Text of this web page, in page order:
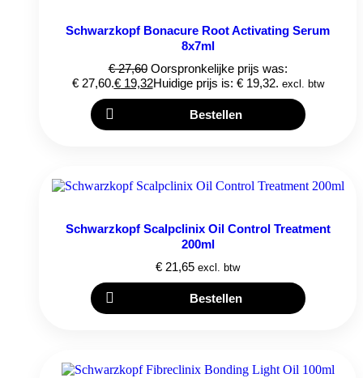
Schwarzkopf Bonacure Root Activating Serum
8x7ml
€27,60 Oorspronkelijke prijs was:
€ 27,60.€19,32Huidige prijs is: € 19,32. excl. btw
Bestellen
Schwarzkopf Scalpclinix Oil Control Treatment
200ml
€ 21,65 excl. btw
Bestellen